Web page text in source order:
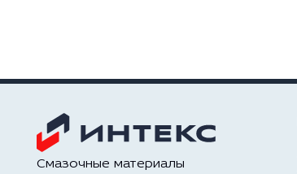
Смазочные материалы